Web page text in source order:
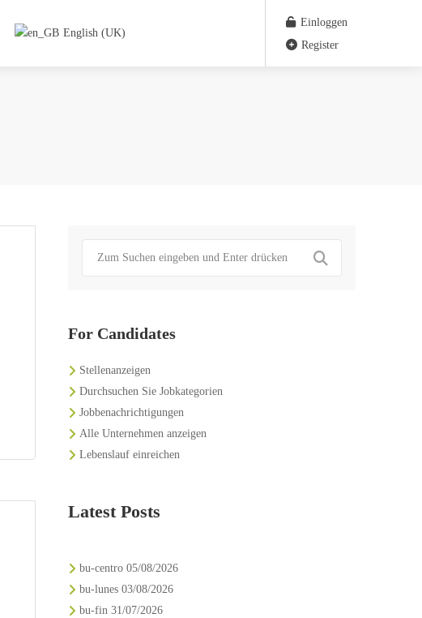
English (UK)
Einloggen
Register
For Candidates
Stellenanzeigen
Durchsuchen Sie Jobkategorien
Jobbenachrichtigungen
Alle Unternehmen anzeigen
Lebenslauf einreichen
Latest Posts
bu-centro 05/08/2026
bu-lunes 03/08/2026
bu-fin 31/07/2026